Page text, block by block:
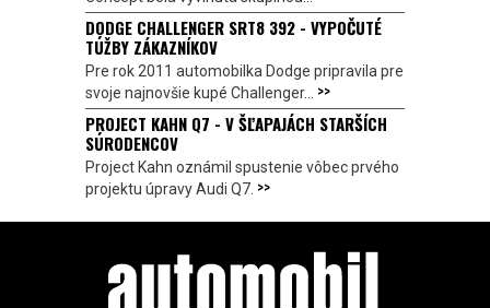
DODGE CHALLENGER SRT8 392 - VYPOČUTÉ
TÚŽBY ZÁKAZNÍKOV
Pre rok 2011 automobilka Dodge pripravila pre
svoje najnovšie kupé Challenger... >>
PROJECT KAHN Q7 - V ŠĽAPAJÁCH STARŠÍCH
SÚRODENCOV
Project Kahn oznámil spustenie vôbec prvého
projektu úpravy Audi Q7. >>